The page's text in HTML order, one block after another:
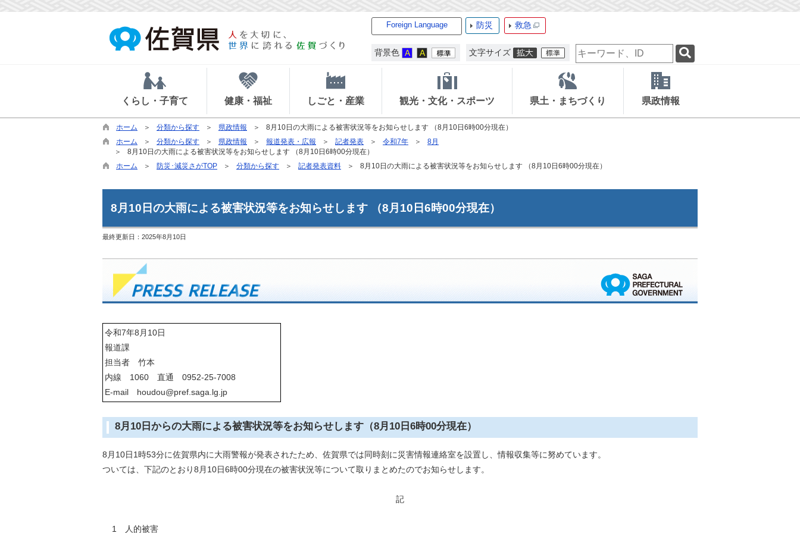
Foreign Language 防災 救急
背景色 文字サイズ
検
索
ー
ー
ド
くらし・子育て 健康・福祉 しごと・産業 観光・文化・スポーツ 県土・まちづくり 県政情報
ホーム 分類から探す 県政情報
8月10日の大雨による被害状況等をお知らせします （8月10日6時00分現在）
ホーム
分類から探す 県政情報 報道発表・広報 記者発表 令和7年
8月
8月10日の大雨による被害状況等をお知らせします （8月10日6時00分現在）
ホーム
防災･減災さがTOP 分類から探す 記者発表資料 8月10日の大雨による被害状況等をお知らせします （8月10日6時00分現在）
8月10日の大雨による被害状況等をお知らせします （8月10日6時00分現在）
最終更新日： 2025年8月10日
令和7年8月10日
報道課
担当者 竹本
内線 1060 直通 0952-25-7008
E-mail houdou@pref.saga.lg.jp
8月10日からの大雨による被害状況等をお知らせします（8月10日6時00分現在）
8月10日1時53分に佐賀県内に大雨警報が発表されたため、佐賀県では同時刻に災害情報連絡室を設置し、情報収集等に努めています。
ついては、下記のとおり8月10日6時00分現在の被害状況等について取りまとめたのでお知らせします。
記
1 人的被害